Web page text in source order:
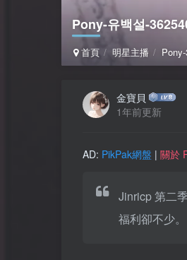
Pony-유백설-
首頁 明星主播
金寶貝
1年前更新
AD: PikPak網盤 | 關於
Jinricp 第二
福利卻不少。